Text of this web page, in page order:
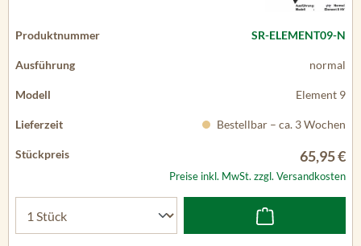
SR-ELEMENT09-N
normal
Element 9
Bestellbar – ca. 3 Wochen
65,95 €
Preise inkl. MwSt. zzgl. Versandkosten